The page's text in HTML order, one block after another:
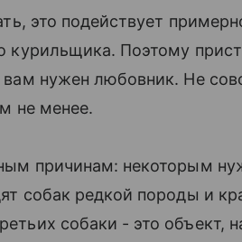
это подействует
курильщика. Поэтому
нужен любовник. Не
не менее.
причинам: некоторым
собак редкой породы и
собаки - это объект,